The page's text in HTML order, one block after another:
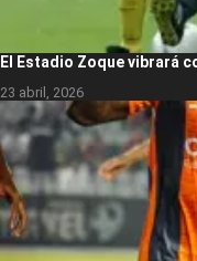
El Estadio Zoque vibrará
23 abril, 2026